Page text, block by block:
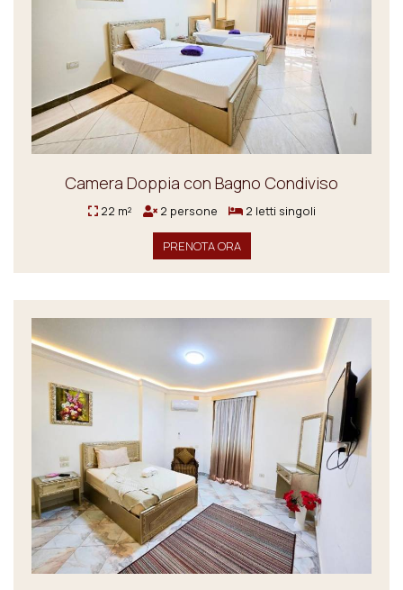
Camera Doppia con Bagno Condiviso
22 m² 2 persone 2 letti singoli
PRENOTA ORA